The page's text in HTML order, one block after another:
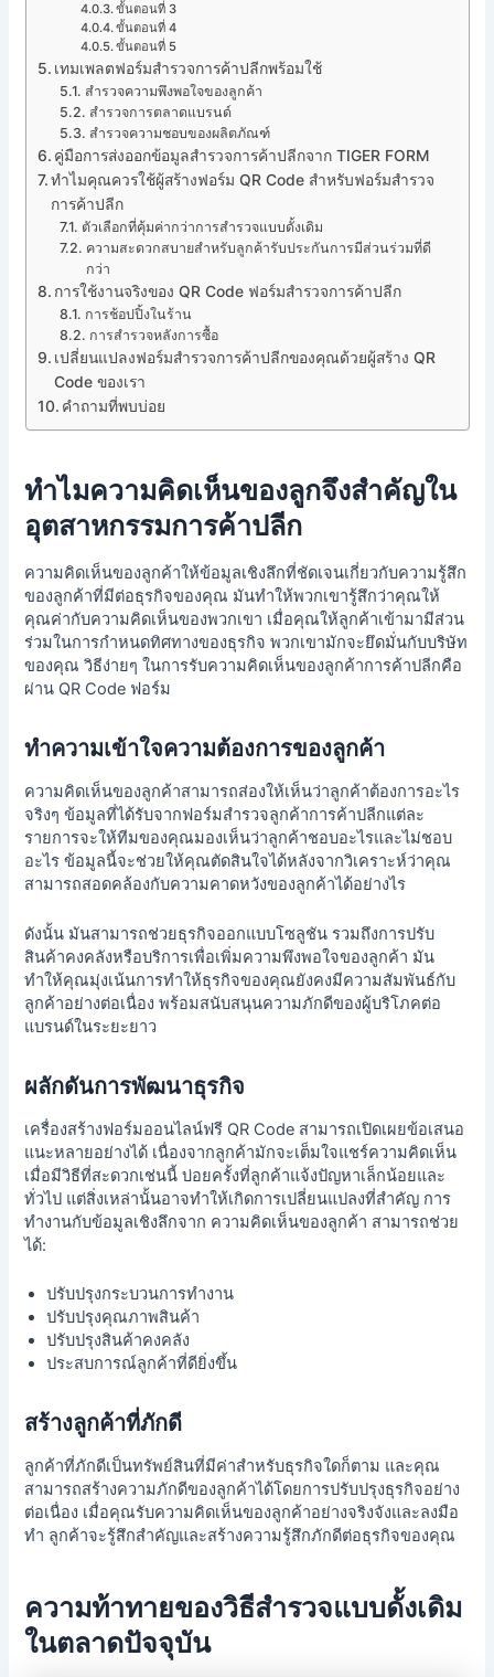
ขั้นตอนที่ 3
ขั้นตอนที่ 4
ขั้นตอนที่ 5
เทมเพลตฟอร์มสำรวจการค้าปลีกพร้อมใช้
สำรวจความพึงพอใจของลูกค้า
สำรวจการตลาดแบรนด์
สำรวจความชอบของผลิตภัณฑ์
คู่มือการส่งออกข้อมูลสำรวจการค้าปลีกจาก TIGER FORM
ทำไมคุณควรใช้ผู้สร้างฟอร์ม QR Code สำหรับฟอร์มสำรวจ
การค้าปลีก
ตัวเลือกที่คุ้มค่ากว่าการสำรวจแบบดั้งเดิม
ความสะดวกสบายสำหรับลูกค้ารับประกันการมีส่วนร่วมที่ดี
กว่า
การใช้งานจริงของ QR Code ฟอร์มสำรวจการค้าปลีก
การช้อปปิ้งในร้าน
การสำรวจหลังการซื้อ
เปลี่ยนแปลงฟอร์มสำรวจการค้าปลีกของคุณด้วยผู้สร้าง QR
Code ของเรา
คำถามที่พบบ่อย
ทำไมความคิดเห็นของลูกจึงสำคัญใน
อุตสาหกรรมการค้าปลีก
ความคิดเห็นของลูกค้าให้ข้อมูลเชิงลึกที่ชัดเจนเกี่ยวกับความรู้สึก
ของลูกค้าที่มีต่อธุรกิจของคุณ มันทำให้พวกเขารู้สึกว่าคุณให้
คุณค่ากับความคิดเห็นของพวกเขา เมื่อคุณให้ลูกค้าเข้ามามีส่วน
ร่วมในการกำหนดทิศทางของธุรกิจ พวกเขามักจะยึดมั่นกับบริษัท
ของคุณ วิธีง่ายๆ ในการรับความคิดเห็นของลูกค้าการค้าปลีกคือ
ผ่าน QR Code ฟอร์ม
ทำความเข้าใจความต้องการของลูกค้า
ความคิดเห็นของลูกค้าสามารถส่องให้เห็นว่าลูกค้าต้องการอะไร
จริงๆ ข้อมูลที่ได้รับจากฟอร์มสำรวจลูกค้าการค้าปลีกแต่ละ
รายการจะให้ทีมของคุณมองเห็นว่าลูกค้าชอบอะไรและไม่ชอบ
อะไร ข้อมูลนี้จะช่วยให้คุณตัดสินใจได้หลังจากวิเคราะห์ว่าคุณ
สามารถสอดคล้องกับความคาดหวังของลูกค้าได้อย่างไร
ดังนั้น มันสามารถช่วยธุรกิจออกแบบโซลูชัน รวมถึงการปรับ
สินค้าคงคลังหรือบริการเพื่อเพิ่มความพึงพอใจของลูกค้า มัน
ทำให้คุณมุ่งเน้นการทำให้ธุรกิจของคุณยังคงมีความสัมพันธ์กับ
ลูกค้าอย่างต่อเนื่อง พร้อมสนับสนุนความภักดีของผู้บริโภคต่อ
แบรนด์ในระยะยาว
ผลักดันการพัฒนาธุรกิจ
เครื่องสร้างฟอร์มออนไลน์ฟรี QR Code สามารถเปิดเผยข้อเสนอ
แนะหลายอย่างได้ เนื่องจากลูกค้ามักจะเต็มใจแชร์ความคิดเห็น
เมื่อมีวิธีที่สะดวกเช่นนี้ บ่อยครั้งที่ลูกค้าแจ้งปัญหาเล็กน้อยและ
ทั่วไป แต่สิ่งเหล่านั้นอาจทำให้เกิดการเปลี่ยนแปลงที่สำคัญ การ
ทำงานกับข้อมูลเชิงลึกจาก ความคิดเห็นของลูกค้า สามารถช่วย
ได้:
ปรับปรุงกระบวนการทำงาน
ปรับปรุงคุณภาพสินค้า
ปรับปรุงสินค้าคงคลัง
ประสบการณ์ลูกค้าที่ดียิ่งขึ้น
สร้างลูกค้าที่ภักดี
ลูกค้าที่ภักดีเป็นทรัพย์สินที่มีค่าสำหรับธุรกิจใดก็ตาม และคุณ
สามารถสร้างความภักดีของลูกค้าได้โดยการปรับปรุงธุรกิจอย่าง
ต่อเนื่อง เมื่อคุณรับความคิดเห็นของลูกค้าอย่างจริงจังและลงมือ
ทำ ลูกค้าจะรู้สึกสำคัญและสร้างความรู้สึกภักดีต่อธุรกิจของคุณ
ความท้าทายของวิธีสำรวจแบบดั้งเดิม
ในตลาดปัจจุบัน